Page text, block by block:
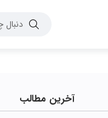
آخرین مطالب